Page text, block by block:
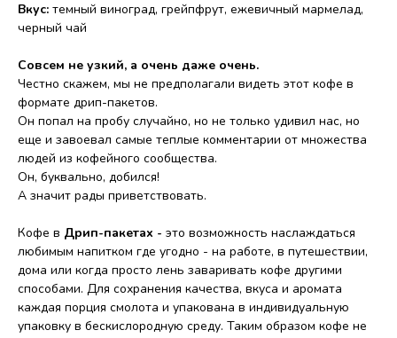
Вкус: темный виноград, грейпфрут, ежевичный мармелад,
черный чай
Совсем не узкий, а очень даже очень.
Честно скажем, мы не предполагали видеть этот кофе в
формате дрип-пакетов.
Он попал на пробу случайно, но не только удивил нас, но
еще и завоевал самые теплые комментарии от множества
людей из кофейного сообщества.
Он, буквально, добился!
А значит рады приветствовать.
Кофе в Дрип-пакетах - это возможность наслаждаться
любимым напитком где угодно - на работе, в путешествии,
дома или когда просто лень заваривать кофе другими
способами. Для сохранения качества, вкуса и аромата
каждая порция смолота и упакована в индивидуальную
упаковку в бескислородную среду. Таким образом кофе не